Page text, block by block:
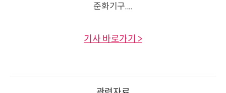
준화기구....
기사 바로가기 >